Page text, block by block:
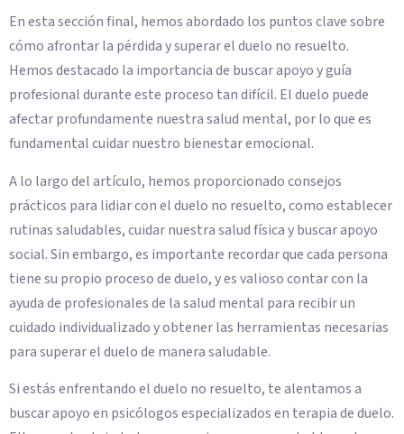
En esta sección final, hemos abordado los puntos clave sobre
cómo afrontar la pérdida y superar el duelo no resuelto.
Hemos destacado la importancia de buscar apoyo y guía
profesional durante este proceso tan difícil. El duelo puede
afectar profundamente nuestra salud mental, por lo que es
fundamental cuidar nuestro bienestar emocional.
A lo largo del artículo, hemos proporcionado consejos
prácticos para lidiar con el duelo no resuelto, como establecer
rutinas saludables, cuidar nuestra salud física y buscar apoyo
social. Sin embargo, es importante recordar que cada persona
tiene su propio proceso de duelo, y es valioso contar con la
ayuda de profesionales de la salud mental para recibir un
cuidado individualizado y obtener las herramientas necesarias
para superar el duelo de manera saludable.
Si estás enfrentando el duelo no resuelto, te alentamos a
buscar apoyo en psicólogos especializados en terapia de duelo.